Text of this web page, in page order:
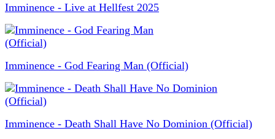
Imminence - Live at Hellfest 2025
Imminence - God Fearing Man (Official)
Imminence - Death Shall Have No Dominion (Official)